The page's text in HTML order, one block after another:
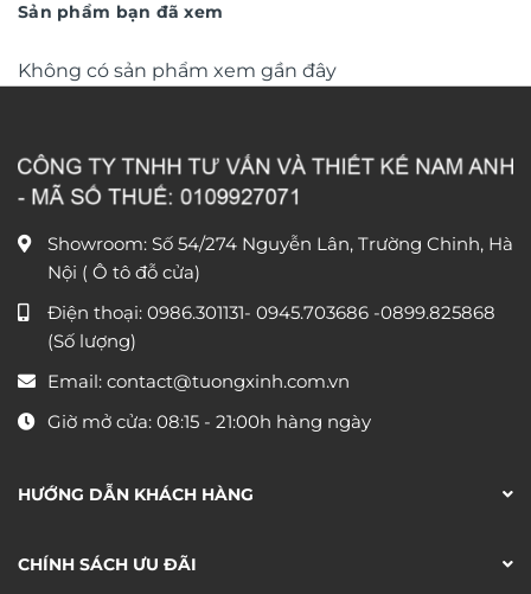
Sản phẩm bạn đã xem
Không có sản phẩm xem gần đây
Showroom: Số 54/274 Nguyễn Lân, Trường Chinh, Hà
Nội ( Ô tô đỗ cửa)
Điện thoại: 0986.301131- 0945.703686 -0899.825868
(Số lượng)
Email: contact@tuongxinh.com.vn
Giờ mở cửa: 08:15 - 21:00h hàng ngày
HƯỚNG DẪN KHÁCH HÀNG
CHÍNH SÁCH ƯU ĐÃI